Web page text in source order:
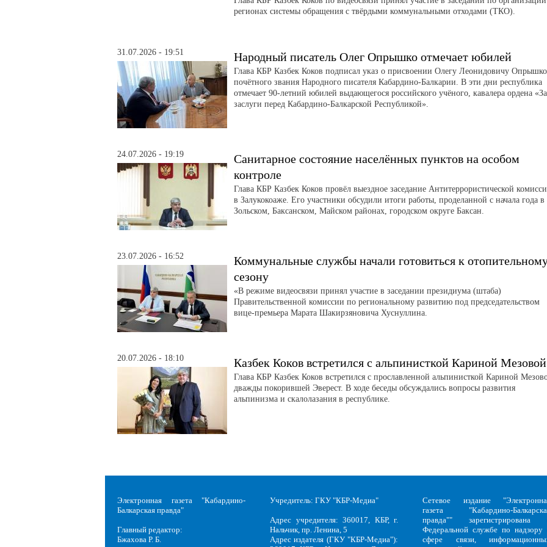
регионах системы обращения с твёрдыми коммунальными отходами (ТКО).
31.07.2026 - 19:51 Народный писатель Олег Опрышко отмечает юбилей
Глава КБР Казбек Коков подписал указ о присвоении Олегу Леонидовичу Опрышко
почётного звания Народного писателя Кабардино-Балкарии. В эти дни республика
отмечает 90-летний юбилей выдающегося российского учёного, кавалера ордена «За
заслуги перед Кабардино-Балкарской Республикой».
24.07.2026 - 19:19
Санитарное состояние населённых пунктов на особом
контроле
Глава КБР Казбек Коков провёл выездное заседание Антитеррористической
в Залукокоаже. Его участники обсудили итоги работы, проделанной с начала года в
Зольском, Баксанском, Майском районах, городском округе Баксан.
23.07.2026 - 16:52
Коммунальные службы начали готовиться к
сезону
«В режиме видеосвязи принял участие в заседании президиума (штаба)
Правительственной комиссии по региональному развитию под председательством
вице-премьера Марата Шакирзяновича Хуснуллина.
20.07.2026 - 18:10 Казбек Коков встретился с альпинисткой Кариной Мезовой
Глава КБР Казбек Коков встретился с прославленной альпинисткой Кариной
дважды покорившей Эверест. В ходе беседы обсуждались вопросы развития
альпинизма и скалолазания в республике.
Электронная газета "Кабардино-
Балкарская правда"
Главный редактор:
Бжахова Р. Б.
Учредитель: ГКУ "КБР-Медиа"
Адрес учредителя: 360017, КБР, г.
Нальчик, пр. Ленина, 5
Адрес издателя (ГКУ "КБР-Медиа"):
Сетевое издание
газета "Кабардино-
правда"" зарегистрирована
Федеральной службе по надзору
сфере связи,